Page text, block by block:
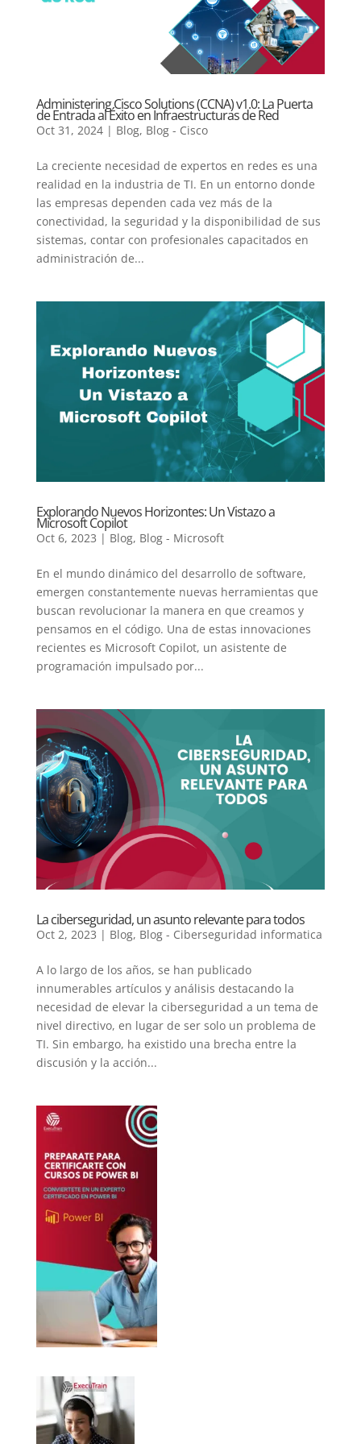
Administering Cisco Solutions (CCNA) v1.0: La Puerta
de Entrada al Éxito en Infraestructuras de Red
Oct 31, 2024| Blog, Blog - Cisco
La creciente necesidad de expertos en redes es una
realidad en la industria de TI. En un entorno donde
las empresas dependen cada vez más de la
conectividad, la seguridad y la disponibilidad de sus
sistemas, contar con profesionales capacitados en
administración de...
Explorando Nuevos Horizontes: Un Vistazo a
Microsoft Copilot
Oct 6, 2023 | Blog, Blog - Microsoft
En el mundo dinámico del desarrollo de software,
emergen constantemente nuevas herramientas que
buscan revolucionar la manera en que creamos y
pensamos en el código. Una de estas innovaciones
recientes es Microsoft Copilot, un asistente de
programación impulsado por...
La ciberseguridad, un asunto relevante para todos
Oct 2, 2023 | Blog, Blog - Ciberseguridad informatica
A lo largo de los años, se han publicado
innumerables artículos y análisis destacando la
necesidad de elevar la ciberseguridad a un tema de
nivel directivo, en lugar de ser solo un problema de
TI. Sin embargo, ha existido una brecha entre la
discusión y la acción...